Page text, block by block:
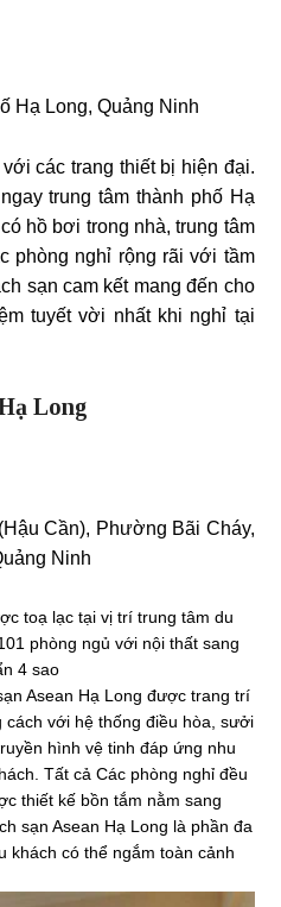
Hạ Long, Quảng Ninh
các trang thiết bị hiện đại.
trung tâm thành phố Hạ
hồ bơi trong nhà, trung tâm
phòng nghỉ rộng rãi với tầm
sạn cam kết mang đến cho
tuyết vời nhất khi nghỉ tại
Long
Cần), Phường Bãi Cháy,
Ninh
toạ lạc tại vị trí trung tâm du
phòng ngủ với nội thất sang
4 sao
Asean Hạ Long được trang trí
cách với hệ thống điều hòa, sưởi
hình vệ tinh đáp ứng nhu
Tất cả Các phòng nghỉ đều
thiết kế bồn tắm nằm sang
sạn Asean Hạ Long là phần đa
khách có thể ngắm toàn cảnh